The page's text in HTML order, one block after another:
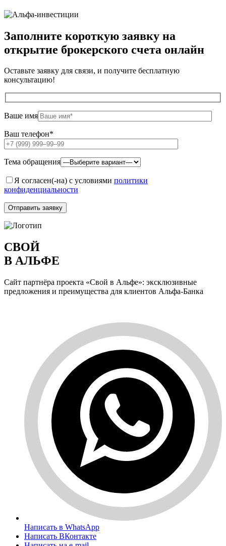
Заполните короткую заявку на
открытие брокерского счета онлайн
Оставьте заявку для связи, и получите бесплатную
консультацию!
Ваше имя
Ваш телефон*
Тема обращения
Я согласен(-на) с условиями политики
конфиденциальности
СВОЙ
В АЛЬФЕ
Сайт партнёра проекта «Свой в Альфе»: эксклюзивные
предложения и преимущества для клиентов Альфа-Банка
Написать в WhatsApp
Написать ВКонтакте